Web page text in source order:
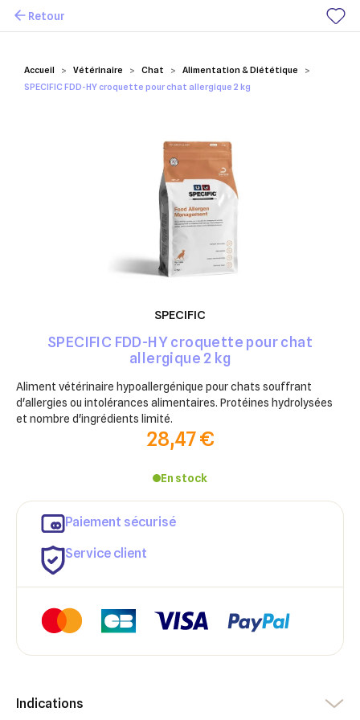
Mes favoris
Accueil Vétérinaire Chat
Alimentation & Diététique
SPECIFIC FDD-HY croquette pour chat allergique 2 kg
Retour
SPECIFIC
SPECIFIC FDD-HY croquette pour chat
allergique 2 kg
Aliment vétérinaire hypoallergénique pour chats souffrant
d'allergies ou intolérances alimentaires. Protéines hydrolysées
et nombre d'ingrédients limité.
28,47 €
En stock
Paiement sécurisé
Service client
Indications
Créer une liste d'envies ×
Connexion ×